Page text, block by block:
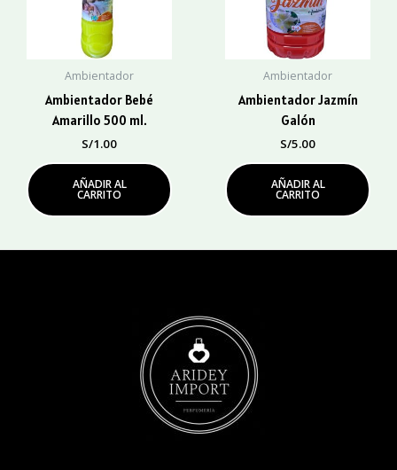
Ambientador
Ambientador Bebé
Amarillo 500 ml.
S/1.00
AÑADIR AL
CARRITO
Ambientador
Ambientador Jazmín
Galón
S/5.00
AÑADIR AL
CARRITO